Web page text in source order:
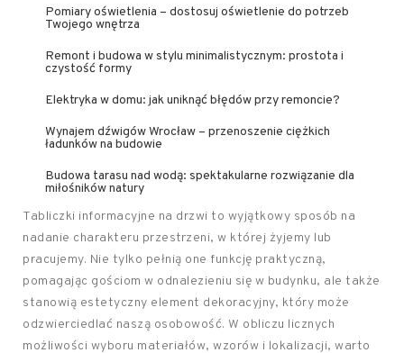
Pomiary oświetlenia – dostosuj oświetlenie do potrzeb
Twojego wnętrza
Remont i budowa w stylu minimalistycznym: prostota i
czystość formy
Elektryka w domu: jak uniknąć błędów przy remoncie?
Wynajem dźwigów Wrocław – przenoszenie ciężkich
ładunków na budowie
Budowa tarasu nad wodą: spektakularne rozwiązanie dla
miłośników natury
Tabliczki informacyjne na drzwi to wyjątkowy sposób na
nadanie charakteru przestrzeni, w której żyjemy lub
pracujemy. Nie tylko pełnią one funkcję praktyczną,
pomagając gościom w odnalezieniu się w budynku, ale także
stanowią estetyczny element dekoracyjny, który może
odzwierciedlać naszą osobowość. W obliczu licznych
możliwości wyboru materiałów, wzorów i lokalizacji, warto